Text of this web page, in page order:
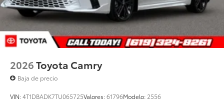
2026Toyota Camry
Baja de precio
VIN:4T1DBADK7TU065725Valores:61796Modelo: 2556